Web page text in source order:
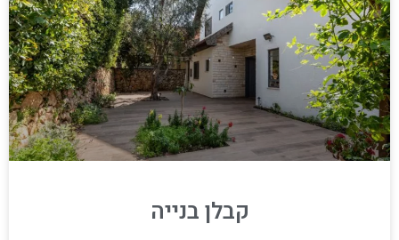
קבלן בנייה